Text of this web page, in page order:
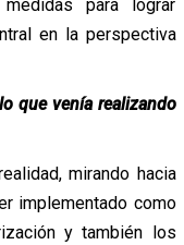
para lograr
en la perspectiva
que venía realizando
mirando hacia
implementado como
y también los